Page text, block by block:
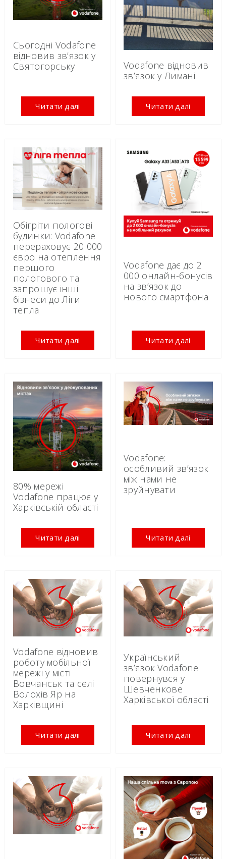
Сьогодні Vodafone
відновив зв’язок у
Святогорську
Читати далі
Vodafone відновив
зв’язок у Лимані
Читати далі
Обігріти пологові
будинки: Vodafone
перераховує 20 000
євро на отеплення
першого
пологового та
запрошує інші
бізнеси до Ліги
тепла
Читати далі
Vodafone дає до 2
000 онлайн-бонусів
на зв’язок до
нового смартфона
Читати далі
80% мережі
Vodafone працює у
Харківській області
Читати далі
Vodafone:
особливий зв’язок
між нами не
зруйнувати
Читати далі
Vodafone відновив
роботу мобільної
мережі у місті
Вовчанськ та селі
Волохів Яр на
Харківщині
Читати далі
Український
зв’язок Vodafone
повернувся у
Шевченкове
Харківської області
Читати далі